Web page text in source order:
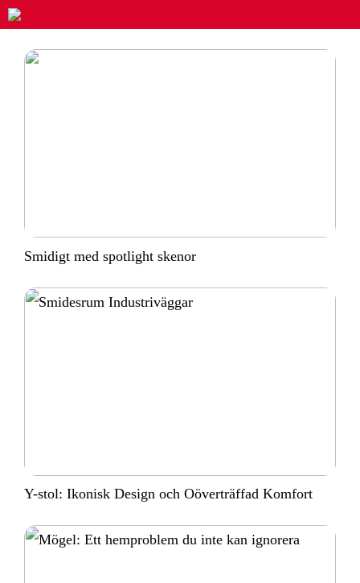
Smidigt med spotlight skenor
Y-stol: Ikonisk Design och Oöverträffad Komfort